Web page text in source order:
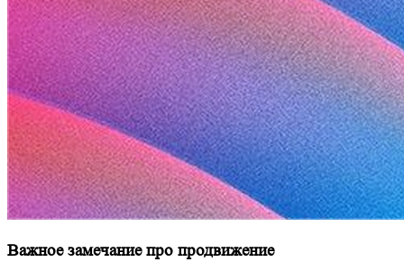
Важное замечание про продвижение